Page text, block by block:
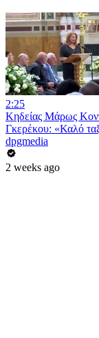
2:25
Κηδείας Μάρως
Γκερέκου: «Καλό
dpgmedia
2 weeks ago